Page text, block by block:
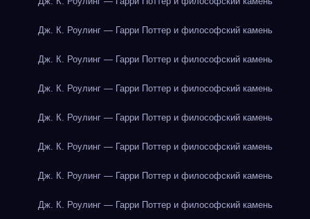
Дж. К. Роулинг — Гарри Поттер и философский камень
Дж. К. Роулинг — Гарри Поттер и философский камень
Дж. К. Роулинг — Гарри Поттер и философский камень
Дж. К. Роулинг — Гарри Поттер и философский камень
Дж. К. Роулинг — Гарри Поттер и философский камень
Дж. К. Роулинг — Гарри Поттер и философский камень
Дж. К. Роулинг — Гарри Поттер и философский камень